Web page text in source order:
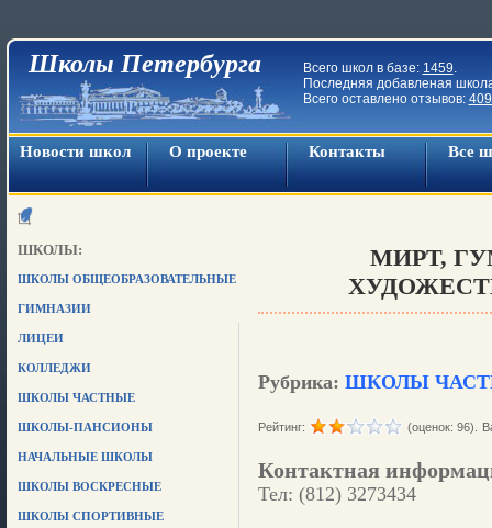
Школы Петербурга Всего школ в базе: 1459.
Последняя добавленая
Всего оставлено отзывов:
Новости школ О проекте Контакты Все
ШКОЛЫ:
ШКОЛЫ ОБЩЕОБРАЗОВАТЕЛЬНЫЕ
ГИМНАЗИИ
ЛИЦЕИ
КОЛЛЕДЖИ
ШКОЛЫ ЧАСТНЫЕ
ШКОЛЫ-ПАНСИОНЫ
НАЧАЛЬНЫЕ ШКОЛЫ
ШКОЛЫ ВОСКРЕСНЫЕ
ШКОЛЫ СПОРТИВНЫЕ
МИРТ,
Рубрика: ШКОЛЫ
Рейтинг: (оценок: 96).
Контактная
Тел: (812) 3273434